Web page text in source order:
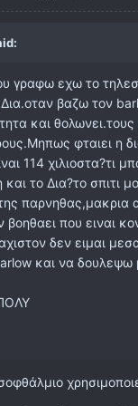
γραφω εχω το
βαζω τον
και
φταιει η
114 χιλιοστα?τι
το Δια?το σπιτι
παρνηθας,μακρια
που ειναι
δεν ειμαι
και να δουλεψω